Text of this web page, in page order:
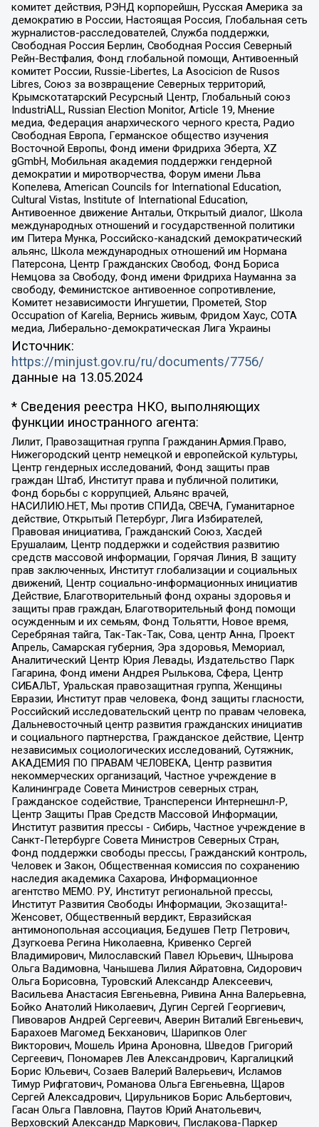
комитет действия, РЭНД корпорейшн, Русская Америка за
демократию в России, Настоящая Россия, Глобальная сеть
журналистов-расследователей, Служба поддержки,
Свободная Россия Берлин, Свободная Россия Северный
Рейн-Вестфалия, Фонд глобальной помощи, Антивоенный
комитет России, Russie-Libertes, La Asocicion de Rusos
Libres, Союз за возвращение Северных территорий,
Крымскотатарский Ресурсный Центр, Глобальный союз
IndustriALL, Russian Election Monitor, Article 19, Мнение
медиа, Федерация анархического черного креста, Радио
Свободная Европа, Германское общество изучения
Восточной Европы, Фонд имени Фридриха Эберта, XZ
gGmbH, Мобильная академия поддержки гендерной
демократии и миротворчества, Форум имени Льва
Копелева, American Councils for International Education,
Cultural Vistas, Institute of International Education,
Антивоенное движение Антальи, Открытый диалог, Школа
международных отношений и государственной политики
им Питера Мунка, Российско-канадский демократический
альянс, Школа международных отношений им Нормана
Патерсона, Центр Гражданских Свобод, Фонд Бориса
Немцова за Свободу, Фонд имени Фридриха Науманна за
свободу, Феминистское антивоенное сопротивление,
Комитет независимости Ингушетии, Прометей, Stop
Occupation of Karelia, Вернись живым, Фридом Хаус, СОТА
медиа, Либерально-демократическая Лига Украины
Источник:
https://minjust.gov.ru/ru/documents/7756/
данные на 13.05.2024
* Сведения реестра НКО, выполняющих
функции иностранного агента:
Лилит, Правозащитная группа Гражданин.Армия.Право,
Нижегородский центр немецкой и европейской культуры,
Центр гендерных исследований, Фонд защиты прав
граждан Штаб, Институт права и публичной политики,
Фонд борьбы с коррупцией, Альянс врачей,
НАСИЛИЮ.НЕТ, Мы против СПИДа, СВЕЧА, Гуманитарное
действие, Открытый Петербург, Лига Избирателей,
Правовая инициатива, Гражданский Союз, Хасдей
Ерушалаим, Центр поддержки и содействия развитию
средств массовой информации, Горячая Линия, В защиту
прав заключенных, Институт глобализации и социальных
движений, Центр социально-информационных инициатив
Действие, Благотворительный фонд охраны здоровья и
защиты прав граждан, Благотворительный фонд помощи
осужденным и их семьям, Фонд Тольятти, Новое время,
Серебряная тайга, Так-Так-Так, Сова, центр Анна, Проект
Апрель, Самарская губерния, Эра здоровья, Мемориал,
Аналитический Центр Юрия Левады, Издательство Парк
Гагарина, Фонд имени Андрея Рылькова, Сфера, Центр
СИБАЛЬТ, Уральская правозащитная группа, Женщины
Евразии, Институт прав человека, Фонд защиты гласности,
Российский исследовательский центр по правам человека,
Дальневосточный центр развития гражданских инициатив
и социального партнерства, Гражданское действие, Центр
независимых социологических исследований, Сутяжник,
АКАДЕМИЯ ПО ПРАВАМ ЧЕЛОВЕКА, Центр развития
некоммерческих организаций, Частное учреждение в
Калининграде Совета Министров северных стран,
Гражданское содействие, Трансперенси Интернешнл-Р,
Центр Защиты Прав Средств Массовой Информации,
Институт развития прессы - Сибирь, Частное учреждение в
Санкт-Петербурге Совета Министров Северных Стран,
Фонд поддержки свободы прессы, Гражданский контроль,
Человек и Закон, Общественная комиссия по сохранению
наследия академика Сахарова, Информационное
агентство МЕМО. РУ, Институт региональной прессы,
Институт Развития Свободы Информации, Экозащита!-
Женсовет, Общественный вердикт, Евразийская
антимонопольная ассоциация, Бедушев Петр Петрович,
Дзугкоева Регина Николаевна, Кривенко Сергей
Владимирович, Милославский Павел Юрьевич, Шнырова
Ольга Вадимовна, Чанышева Лилия Айратовна, Сидорович
Ольга Борисовна, Туровский Александр Алексеевич,
Васильева Анастасия Евгеньевна, Ривина Анна Валерьевна,
Бойко Анатолий Николаевич, Дугин Сергей Георгиевич,
Пивоваров Андрей Сергеевич, Аверин Виталий Евгеньевич,
Барахоев Магомед Бекханович, Шарипков Олег
Викторович, Мошель Ирина Ароновна, Шведов Григорий
Сергеевич, Пономарев Лев Александрович, Каргалицкий
Борис Юльевич, Созаев Валерий Валерьевич, Исламов
Тимур Рифгатович, Романова Ольга Евгеньевна, Щаров
Сергей Алексадрович, Цирульников Борис Альбертович,
Гасан Ольга Павловна, Паутов Юрий Анатольевич,
Верховский Александр Маркович, Пислакова-Паркер